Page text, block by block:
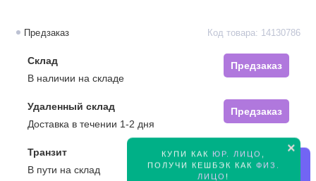
×
КУПИ КАК ЮР. ЛИЦО
ПОЛУЧИ КЕШБЭК КАК ФИЗ.
ЛИЦО !
Предзаказ Код товара: 14130786
Склад
Предзаказ
В наличии на складе
Удаленный склад
Предзаказ
Доставка в течении 1-2 дня
Транзит
Предзаказ
В пути на склад